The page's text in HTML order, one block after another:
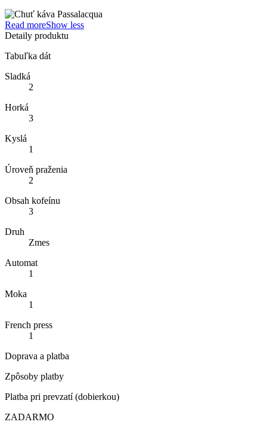
Read moreShow less
Detaily produktu
Tabuľka dát
Sladká
2
Horká
3
Kyslá
1
Úroveň praženia
2
Obsah kofeínu
3
Druh
Zmes
Automat
1
Moka
1
French press
1
Doprava a platba
Zpôsoby platby
Platba pri prevzatí (dobierkou)
ZADARMO